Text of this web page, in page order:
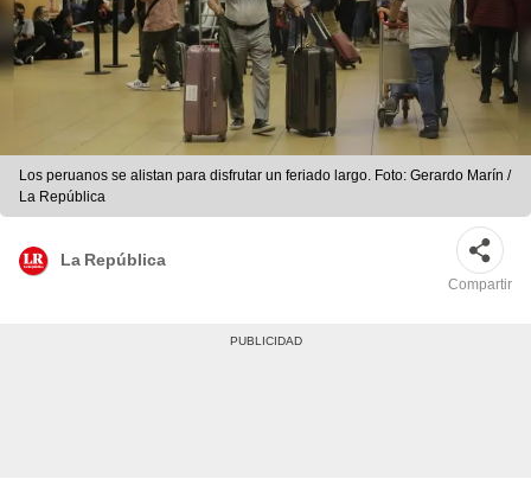
Los peruanos se alistan para disfrutar un feriado largo. Foto: Gerardo Marín /
La República
La República
Compartir